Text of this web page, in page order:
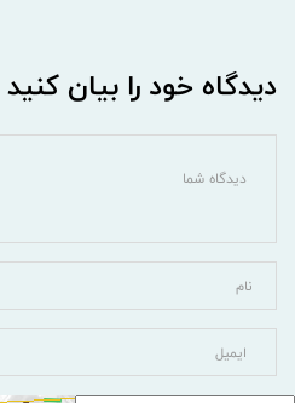
دیدگاه خود را بیان کنید